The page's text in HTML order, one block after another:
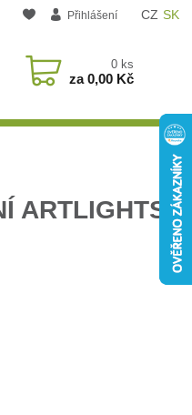
CZ SK
Přihlášení
0 ks
za0,00 Kč
ARTLIGHTS